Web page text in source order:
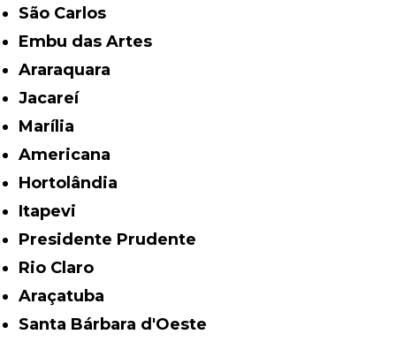
São Carlos
Embu das Artes
Araraquara
Jacareí
Marília
Americana
Hortolândia
Itapevi
Presidente Prudente
Rio Claro
Araçatuba
Santa Bárbara d'Oeste